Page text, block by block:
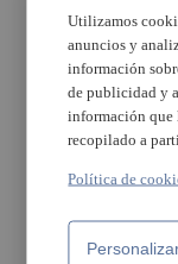
Ayuntamiento
Torrent ultima
apertura de
área canina
Utilizamos
anuncios y
información
de publicidad y
información que
recopilado a
Política de